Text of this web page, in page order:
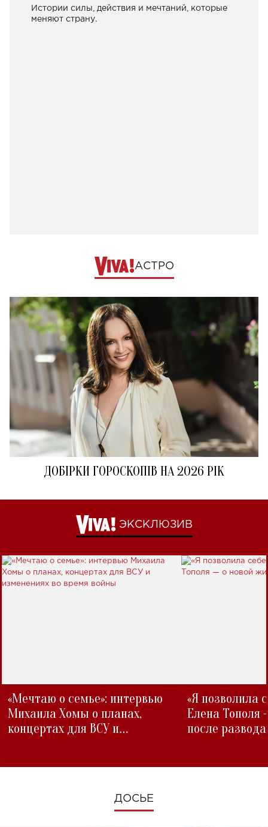
Истории силы, действия и мечтаний, которые
меняют страну.
АСТРО
ДОБІРКИ ГОРОСКОПІВ НА 2026 РІК
ЭКСКЛЮЗИВ
«Мечтаю о семье»: интервью
Михаила Хомы о планах,
концертах для ВСУ и
«Я позволила
Елена Тополя
после развода
ДОСЬЕ